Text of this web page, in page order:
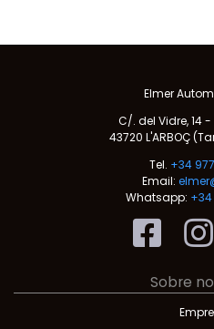
Elmer
C/. del Vidre, 14 -
43720 L'ARBOÇ
Tel. +34
Email:
Whatsapp:
Sobre